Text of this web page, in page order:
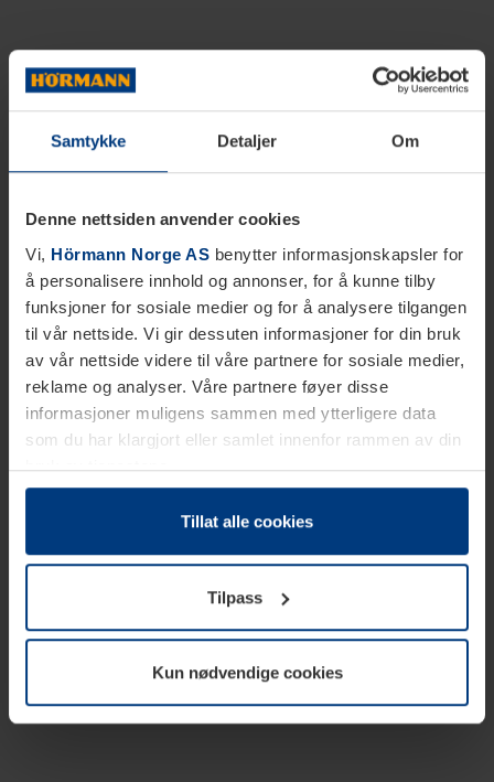
Samtykke Detaljer Om
Denne nettsiden anvender cookies
Vi, Hörmann Norge AS benytter informasjonskapsler for
å personalisere innhold og annonser, for å kunne tilby
funksjoner for sosiale medier og for å analysere tilgangen
til vår nettside. Vi gir dessuten informasjoner for din bruk
av vår nettside videre til våre partnere for sosiale medier,
reklame og analyser. Våre partnere føyer disse
informasjoner muligens sammen med ytterligere data
som du har klargjort eller samlet innenfor rammen av din
bruk av tjenestene.
Etter loven kan vi lagre informasjonskapsler på din
datamaskin, hvis disse er absolutt nødvendig for drift av
trenger vi din tillatelse. Du kan når som helst endre eller
tilbakekalle ditt samtykke i forklaringen av
informasjonskapselen på sidenPersonvernerklæringpå
Tillat alle cookies
Tilpass
Kun nødvendige cookies